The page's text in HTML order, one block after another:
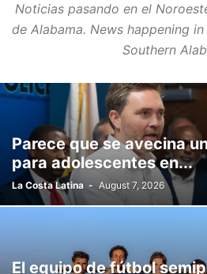
NOTICIAS LOCALES/LOCAL NEWS
Noticias pasando en el
de Alabama. News happening
Southern
Parece que se avecina
para adolescentes en...
La Costa Latina - August 7, 2026
El equipo de fútbol